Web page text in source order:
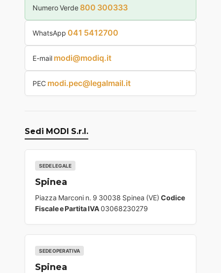
Numero Verde 800 300333
WhatsApp 041 5412700
E-mail modi@modiq.it
PEC modi.pec@legalmail.it
Sedi MODI S.r.l.
SEDE LEGALE
Spinea
Piazza Marconi n. 9 30038 Spinea (VE) Codice
Fiscale e Partita IVA03068230279
SEDE OPERATIVA
Spinea